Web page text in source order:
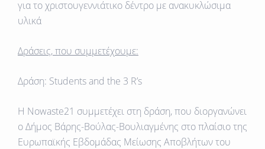
για το χριστουγεννιάτικο δέντρο με ανακυκλώσιμα
υλικά
Δράσεις, που συμμετέχουμε:
Δράση: Studentsand the 3 R’s
H Νοwaste21 συμμετέχει στη δράση, που διοργανώνει
ο Δήμος Βάρης-Βούλας-Βουλιαγμένης στο πλαίσιο της
Ευρωπαϊκής Εβδομάδας Μείωσης Αποβλήτων του